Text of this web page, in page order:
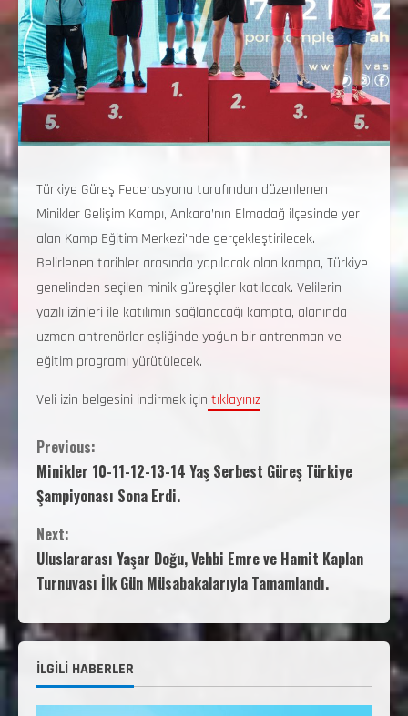
Türkiye Güreş Federasyonu tarafından düzenlenen
Minikler Gelişim Kampı, Ankara’nın Elmadağ ilçesinde yer
alan Kamp Eğitim Merkezi’nde gerçekleştirilecek.
Belirlenen tarihler arasında yapılacak olan kampa, Türkiye
genelinden seçilen minik güreşçiler katılacak. Velilerin
yazılı izinleri ile katılımın sağlanacağı kampta, alanında
uzman antrenörler eşliğinde yoğun bir antrenman ve
eğitim programı yürütülecek.
Veli izin belgesini indirmek için tıklayınız
Previous:
Minikler 10-11-12-13-14 Yaş Serbest Güreş Türkiye
Şampiyonası Sona Erdi.
Next:
Uluslararası Yaşar Doğu, Vehbi Emre ve Hamit Kaplan
Turnuvası İlk Gün Müsabakalarıyla Tamamlandı.
İLGİLİ HABERLER